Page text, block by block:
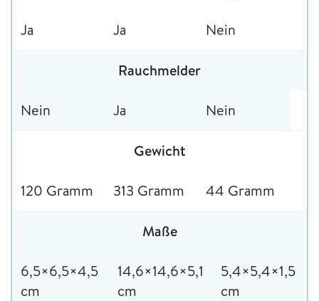
Ja Ja Nein
Rauchmelder
Nein Ja Nein
Gewicht
120 Gramm 313 Gramm 44 Gramm
Maße
6,5×6,5×4,5
cm
14,6×14,6×5,1
cm
5,4×5,4×1,5
cm